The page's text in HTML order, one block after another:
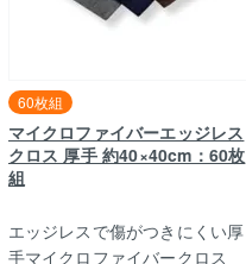
マイクロファイバーエッジレス
クロス 厚手 約40×40cm：60枚
組
60枚組
エッジレスで傷がつきにくい厚
手マイクロファイバークロス